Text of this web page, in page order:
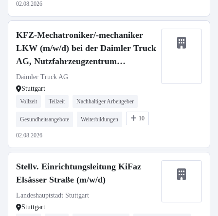
02.08.2026
KFZ-Mechatroniker/-mechaniker
LKW (m/w/d) bei der Daimler Truck
AG, Nutzfahrzeugzentrum
Mercedes-Benz Stuttgart
Daimler Truck AG
Stuttgart
Vollzeit Teilzeit Nachhaltiger Arbeitgeber
Gesundheitsangebote Weiterbildungen 10
02.08.2026
Stellv. Einrichtungsleitung KiFaz
Elsässer Straße (m/w/d)
Landeshauptstadt Stuttgart
Stuttgart